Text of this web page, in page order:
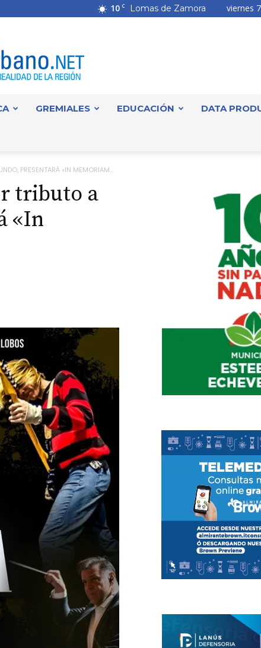
10 C Lomas de Zamora viernes
GREMIALES EDUCACIÓN DATA
PRESENTARÁ «IN MEMORIAM...
tributo a
«In